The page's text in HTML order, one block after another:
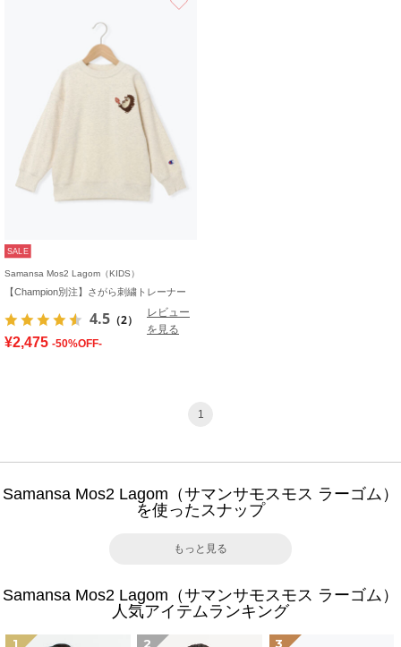
SALE
Samansa Mos2 Lagom（KIDS）
【Champion別注】さがら刺繍トレーナー
4.5 （2）
レビュー
を見る
¥2,475 -50%OFF-
1
Samansa Mos2 Lagom（サマンサモスモス ラーゴム）
を使ったスナップ
もっと見る
Samansa Mos2 Lagom（サマンサモスモス ラーゴム）
人気アイテムランキング
1 2 3